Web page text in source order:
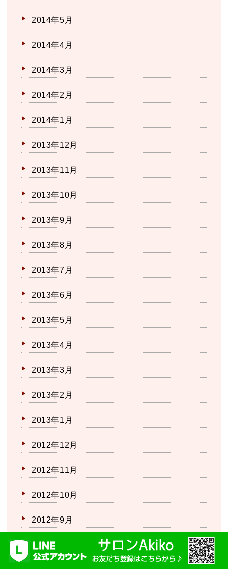
2014年5月
2014年4月
2014年3月
2014年2月
2014年1月
2013年12月
2013年11月
2013年10月
2013年9月
2013年8月
2013年7月
2013年6月
2013年5月
2013年4月
2013年3月
2013年2月
2013年1月
2012年12月
2012年11月
2012年10月
2012年9月
2012年8月